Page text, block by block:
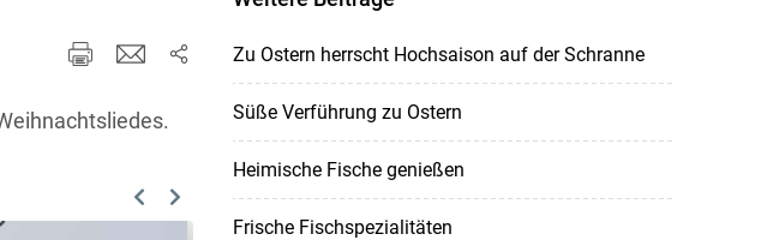
Previous
Next
Zu Ostern herrscht Hochsaison auf der Schranne
Süße Verführung zu Ostern
Heimische Fische genießen
Frische Fischspezialitäten